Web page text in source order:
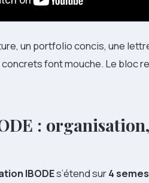
un portfolio concis, une
font mouche. Le bloc
:
IBODEs’étend sur4